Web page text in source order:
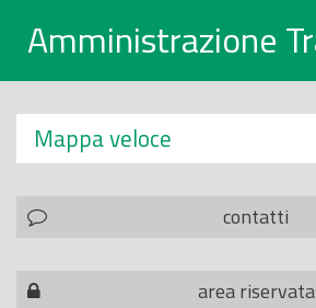
Amministrazione
Mappa veloce
contatti
area riservata